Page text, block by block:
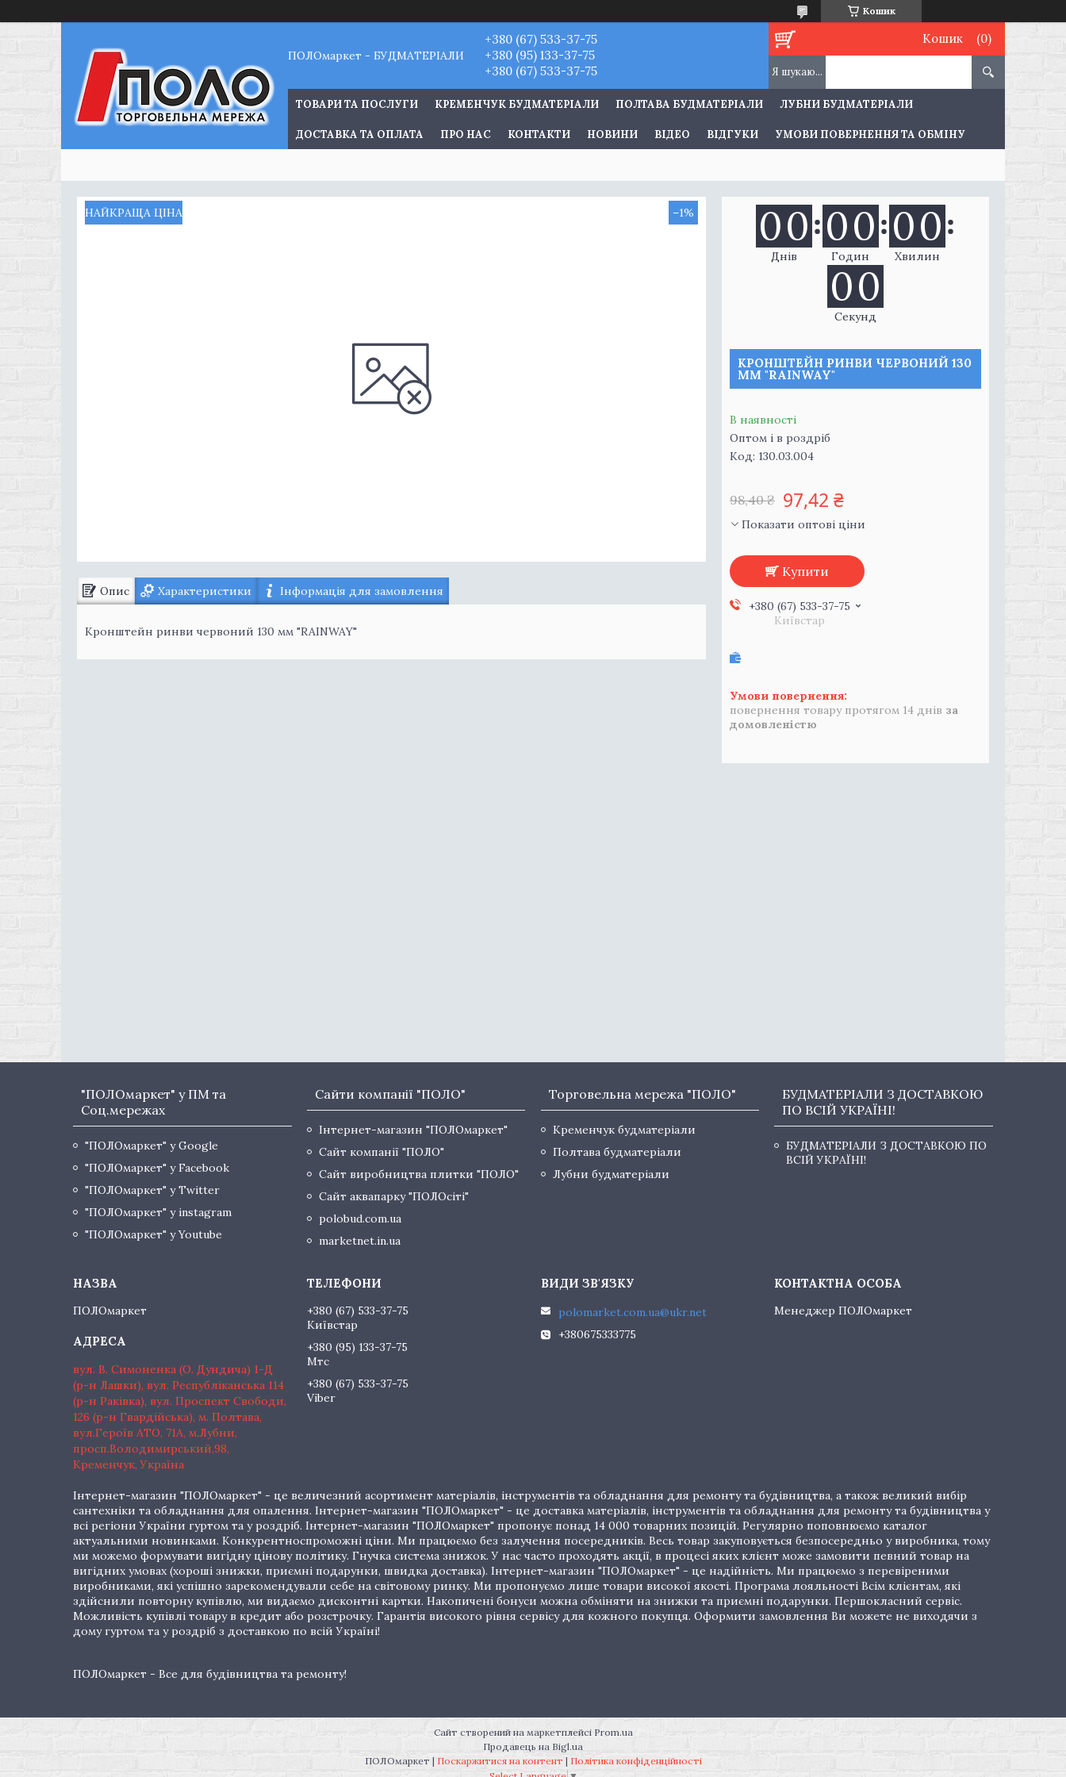
Кошик
ПОЛОмаркет - БУДМАТЕРІАЛИ
+380 (67) 533-37-75
+380 (95) 133-37-75
+380 (67) 533-37-75
Кошик
ТОВАРИ ТА ПОСЛУГИ КРЕМЕНЧУК БУДМАТЕРІАЛИ ПОЛТАВА БУДМАТЕРІАЛИ ЛУБНИ БУДМАТЕРІАЛИ
ДОСТАВКА ТА ОПЛАТА ПРО НАС КОНТАКТИ НОВИНИ ВІДЕО ВІДГУКИ УМОВИ ПОВЕРНЕННЯ ТА ОБМІНУ
НАЙКРАЩА ЦІНА –1%
Опис Характеристики Інформація для замовлення
Кронштейн ринви червоний 130 мм "RAINWAY"
00
Днів
00
Годин
00
Хвилин
00
Секунд
КРОНШТЕЙН РИНВИ ЧЕРВОНИЙ 130
ММ "RAINWAY"
В наявності
Оптом і в роздріб
Код: 130.03.004
98,40 ₴ 97,42 ₴
Показати оптові ціни
Купити
+380 (67) 533-37-75
Київстар
повернення товару протягом 14 днів за
домовленістю
"ПОЛОмаркет" у ПМ та
Соц.мережах
"ПОЛОмаркет" у Google
"ПОЛОмаркет" у Facebook
"ПОЛОмаркет" у Twitter
"ПОЛОмаркет" у instagram
"ПОЛОмаркет" у Youtube
Сайти компанії "ПОЛО"
Інтернет-магазин "ПОЛОмаркет"
Сайт компанії "ПОЛО"
Сайт виробництва плитки "ПОЛО"
Сайт аквапарку "ПОЛОсіті"
polobud.com.ua
marketnet.in.ua
Торговельна мережа "ПОЛО"
Кременчук будматеріали
Полтава будматеріали
Лубни будматеріали
БУДМАТЕРІАЛИ З ДОСТАВКОЮ
ПО ВСІЙ УКРАЇНІ!
БУДМАТЕРІАЛИ З ДОСТАВКОЮ ПО
ВСІЙ УКРАЇНІ!
ПОЛОмаркет
вул. В. Симоненка (О. Дундича) 1-Д
(р-н Лашки), вул. Республіканська 114
(р-н Раківка), вул. Проспект Свободи,
126 (р-н Гвардійська), м. Полтава,
вул.Героїв АТО, 71А, м.Лубни,
просп.Володимирський,98,
Кременчук, Україна
+380 (67) 533-37-75
Київстар
+380 (95) 133-37-75
Мтс
+380 (67) 533-37-75
Viber
polomarket.com.ua@ukr.net
+380675333775
Менеджер ПОЛОмаркет
Інтернет-магазин "ПОЛОмаркет" - це величезний асортимент матеріалів, інструментів та обладнання для ремонту та будівництва, а також великий вибір
сантехніки та обладнання для опалення. Інтернет-магазин "ПОЛОмаркет" - це доставка матеріалів, інструментів та обладнання для ремонту та будівництва у
всі регіони України гуртом та у роздріб. Інтернет-магазин "ПОЛОмаркет" пропонує понад 14 000 товарних позицій. Регулярно поповнюємо каталог
актуальними новинками. Конкурентноспроможні ціни. Ми працюємо без залучення посередників. Весь товар закуповується безпосередньо у виробника, тому
ми можемо формувати вигідну цінову політику. Гнучка система знижок. У нас часто проходять акції, в процесі яких клієнт може замовити певний товар на
вигідних умовах (хороші знижки, приємні подарунки, швидка доставка). Інтернет-магазин "ПОЛОмаркет" - це надійність. Ми працюємо з перевіреними
виробниками, які успішно зарекомендували себе на світовому ринку. Ми пропонуємо лише товари високої якості. Програма лояльності Всім клієнтам, які
здійснили повторну купівлю, ми видаємо дисконтні картки. Накопичені бонуси можна обміняти на знижки та приємні подарунки. Першокласний сервіс.
Можливість купівлі товару в кредит або розстрочку. Гарантія високого рівня сервісу для кожного покупця. Оформити замовлення Ви можете не виходячи з
дому гуртом та у роздріб з доставкою по всій Україні!
ПОЛОмаркет - Все для будівництва та ремонту!
Сайт створений на маркетплейсі Prom.ua
Продавець на Bigl.ua
ПОЛОмаркет | Поскаржитися на контент | Політика конфіденційності